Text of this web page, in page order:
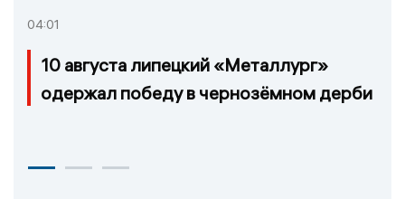
04:01
10 августа липецкий «Металлург»
одержал победу в чернозёмном дерби